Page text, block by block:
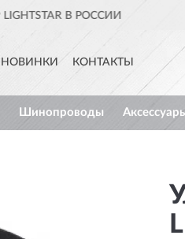
ДОСТАВИМ ПО
НОВИНКИ КОНТАКТЫ
Шинопроводы